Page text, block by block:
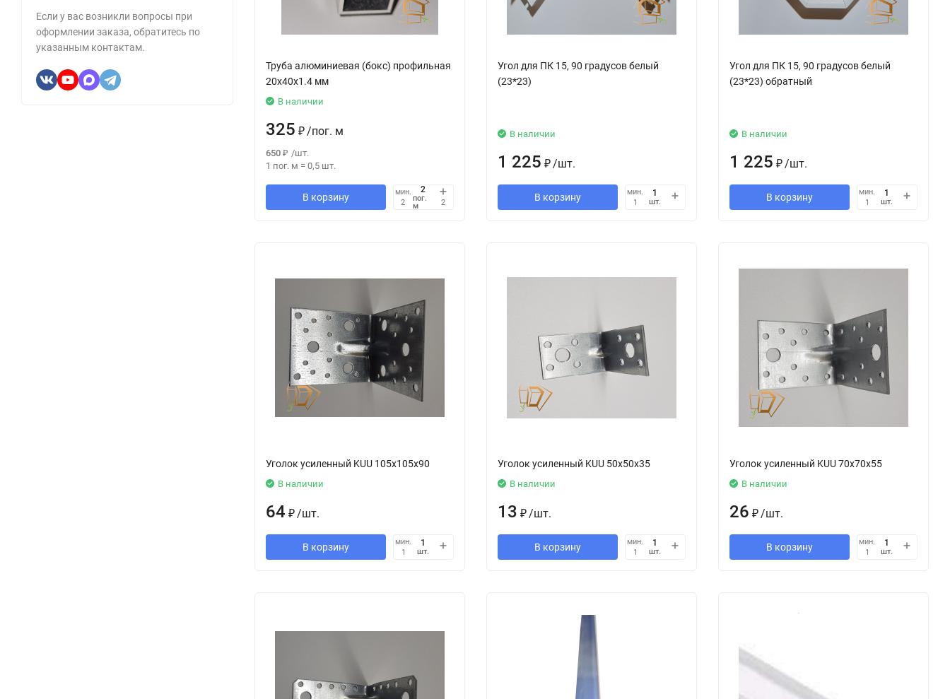
Если у вас возникли вопросы при
оформлении заказа, обратитесь по
указанным контактам.
Труба алюминиевая (бокс) профильная
20х40х1.4 мм
В наличии
325 ₽/пог. м
650 ₽ /шт.
1 пог. м = 0,5 шт.
В корзину
мин.
2
пог.
м
2
Угол для ПК 15, 90 градусов белый
(23*23)
В наличии
1 225 ₽/шт.
В корзину
мин.
1
шт.
Угол для ПК 15, 90 градусов белый
(23*23) обратный
В наличии
1 225 ₽/шт.
В корзину
мин.
1
шт.
Уголок усиленный KUU 105x105x90
В наличии
64 ₽/шт.
В корзину
мин.
1
шт.
Уголок усиленный KUU 50х50х35
В наличии
13 ₽/шт.
В корзину
мин.
1
шт.
Уголок усиленный KUU 70х70х55
В наличии
26 ₽/шт.
В корзину
мин.
1
шт.